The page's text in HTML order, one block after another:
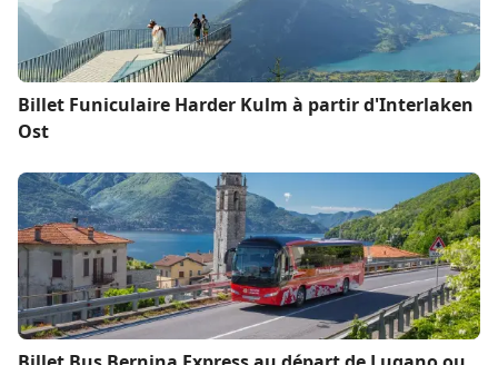
Billet Funiculaire Harder Kulm à partir d'Interlaken
Ost